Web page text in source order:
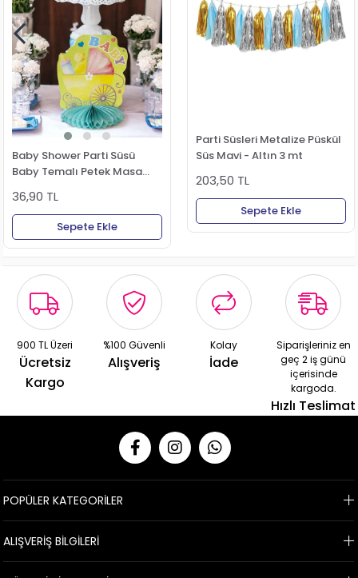
Baby Shower Parti Süsü
Baby Temalı Petek Masa
36,90 TL
Sepete Ekle
Parti Süsleri Metalize Püskül
Süs Mavi - Altın 3 mt
203,50 TL
Sepete Ekle
900 TL Üzeri
Ücretsiz
Kargo
%100 Güvenli
Alışveriş
Kolay
İade
Siparişleriniz en
geç 2 iş günü
içerisinde
kargoda.
Hızlı Teslimat
POPÜLER KATEGORİLER
ALIŞVERİŞ BİLGİLERİ